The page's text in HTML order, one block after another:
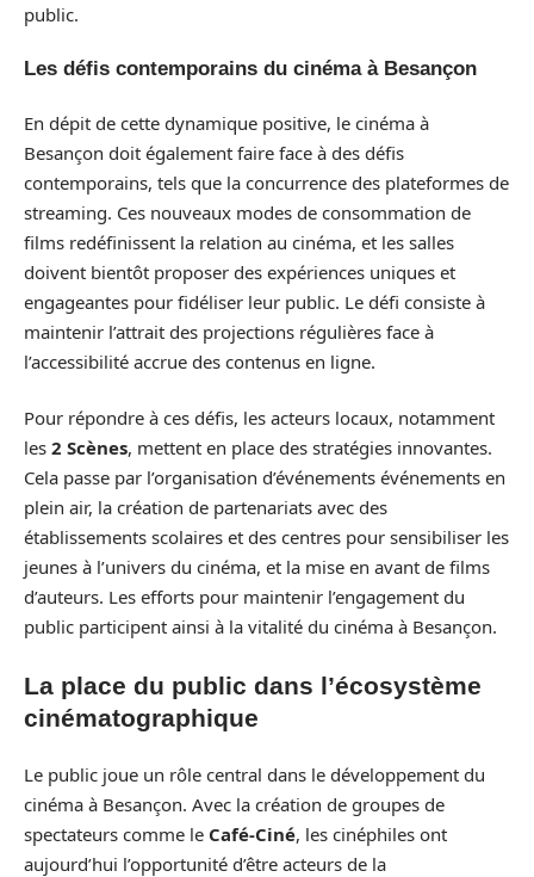
public.
Les défis contemporains du cinéma à Besançon
En dépit de cette dynamique positive, le cinéma à
Besançon doit également faire face à des défis
contemporains, tels que la concurrence des plateformes de
streaming. Ces nouveaux modes de consommation de
films redéfinissent la relation au cinéma, et les salles
doivent bientôt proposer des expériences uniques et
engageantes pour fidéliser leur public. Le défi consiste à
maintenir l’attrait des projections régulières face à
l’accessibilité accrue des contenus en ligne.
Pour répondre à ces défis, les acteurs locaux, notamment
les 2 Scènes, mettent en place des stratégies innovantes.
Cela passe par l’organisation d’événements événements en
plein air, la création de partenariats avec des
établissements scolaires et des centres pour sensibiliser les
jeunes à l’univers du cinéma, et la mise en avant de films
d’auteurs. Les efforts pour maintenir l’engagement du
public participent ainsi à la vitalité du cinéma à Besançon.
La place du public dans l’écosystème
cinématographique
Le public joue un rôle central dans le développement du
cinéma à Besançon. Avec la création de groupes de
spectateurs comme le Café-Ciné, les cinéphiles ont
aujourd’hui l’opportunité d’être acteurs de la